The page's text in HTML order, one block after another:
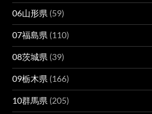
06山形県 (59)
07福島県 (110)
08茨城県 (39)
09栃木県 (166)
10群馬県 (205)